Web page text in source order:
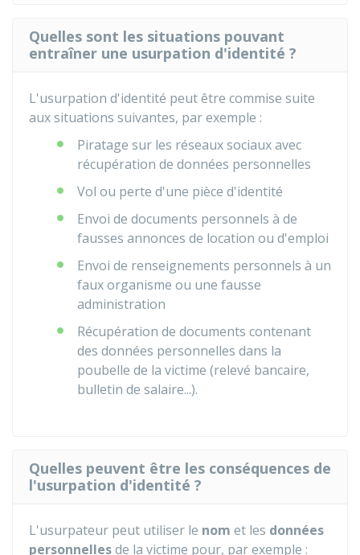
Quelles sont les situations pouvant
entraîner une usurpation d'identité ?
L'usurpation d'identité peut être commise suite
aux situations suivantes, par exemple :
Piratage sur les réseaux sociaux avec
récupération de données personnelles
Vol ou perte d'une pièce d'identité
Envoi de documents personnels à de
fausses annonces de location ou d'emploi
Envoi de renseignements personnels à un
faux organisme ou une fausse
administration
Récupération de documents contenant
des données personnelles dans la
poubelle de la victime (relevé bancaire,
bulletin de salaire...).
Quelles peuvent être les conséquences de
l'usurpation d'identité ?
L'usurpateur peut utiliser le nom et les données
personnellesde la victime pour, par exemple :